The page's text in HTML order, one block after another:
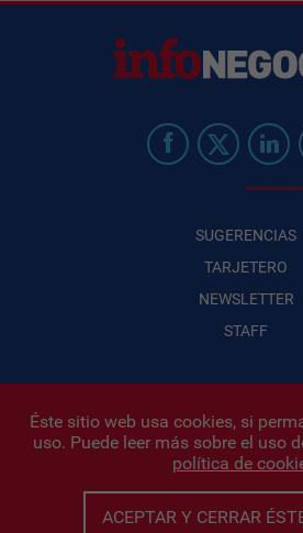
SUGERENCIAS
TARJETERO
NEWSLETTER
STAFF
Infonegocios 2026| INFONEGOCIOS
Políticas de Privacidad|Protección de
Iñigo Biain
Este sitio esta protegido por Google
Éste sitio web usa cookies, si
uso. Puede leer más sobre el uso
política de
ACEPTAR Y CERRAR